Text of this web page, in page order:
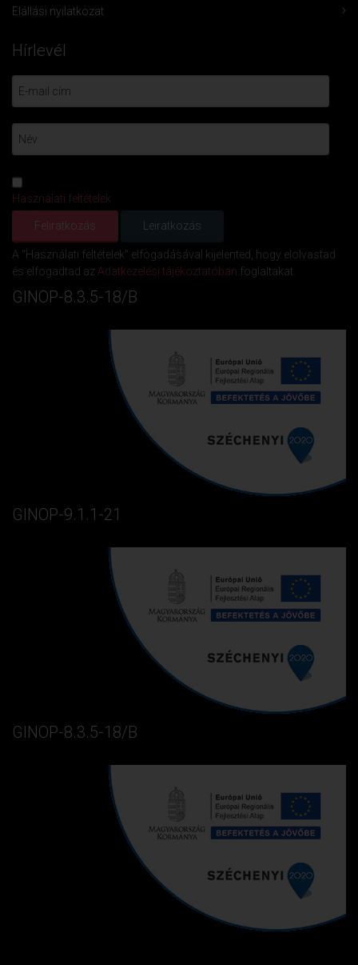
Elállási nyilatkozat
Hírlevél
Használati feltételek
A "Használati feltételek" elfogadásával kijelented, hogy elolvastad
és elfogadtad az Adatkezelési tájékoztatóban foglaltakat.
GINOP-8.3.5-18/B
GINOP-9.1.1-21
GINOP-8.3.5-18/B